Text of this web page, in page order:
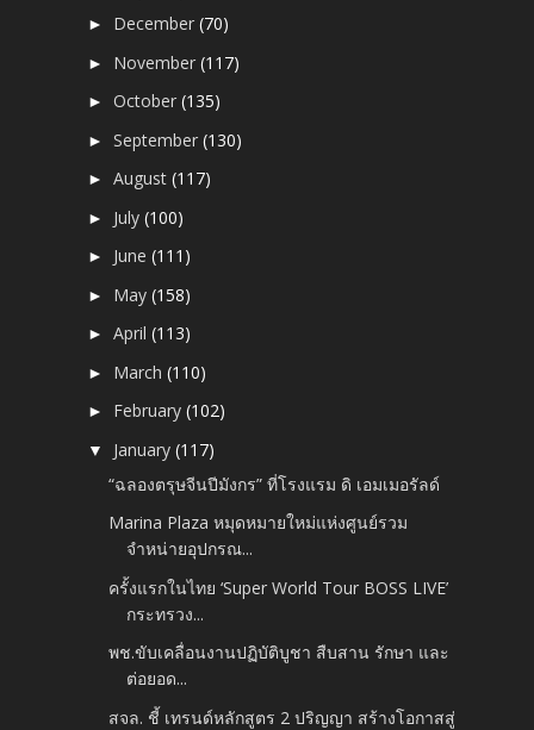
► December(70)
► November(117)
►October(135)
►September(130)
►August(117)
► July(100)
► June(111)
► May(158)
►April(113)
► March(110)
► February(102)
▼ January(117)
“ฉลองตรุษจีนปีมังกร” ที่โรงแรม ดิ เอมเมอรัลด์
Marina Plaza หมุดหมายใหม่แห่งศูนย์รวม
จำหน่ายอุปกรณ...
ครั้งแรกในไทย ‘Super World Tour BOSS LIVE’
กระทรวง...
พช.ขับเคลื่อนงานปฏิบัติบูชา สืบสาน รักษา และ
ต่อยอด...
สจล. ชี้ เทรนด์หลักสูตร 2 ปริญญา สร้างโอกาสสู่